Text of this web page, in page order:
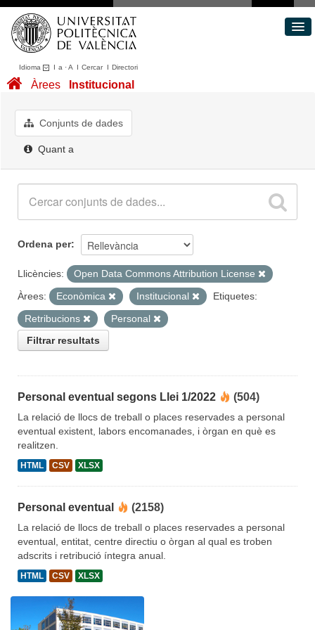
Idioma I a ·A I CercarI Directori
Conjunts de dades
Quant a
Àrees Institucional
Conjunts de dades
Quant a
Ordena per
Llicències:
Open Data Commons Attribution License
Àrees:
Econòmica Institucional
Etiquetes:
Retribucions
Personal
Filtrar resultats
Personal eventual segons Llei 1/2022 (504)
La relació de llocs de treball o places reservades a personal
eventual existent, labors encomanades, i òrgan en què es
realitzen.
HTML CSV XLSX
Personal eventual (2158)
La relació de llocs de treball o places reservades a personal
eventual, entitat, centre directiu o òrgan al qual es troben
adscrits i retribució íntegra anual.
HTML CSV XLSX